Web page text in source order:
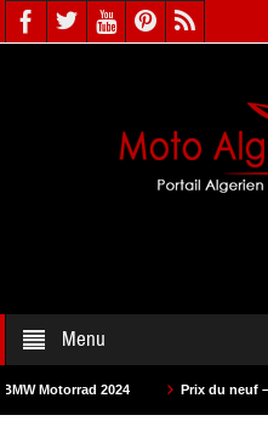
Menu
2024 Prix du neuf – SAM Cycle